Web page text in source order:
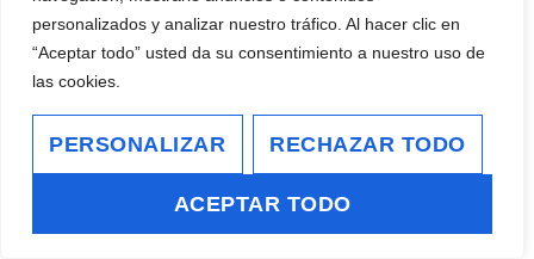
personalizados y analizar nuestro tráfico. Al hacer clic en
“Aceptar todo” usted da su consentimiento a nuestro uso de
las cookies.
PERSONALIZAR RECHAZAR TODO
ACEPTAR TODO
llllgallego002@gmail.com
+63
123-
4567
INICIO
TRABAJOS
CONTACTO
EDITOR
VIDEOMAPPING
¿TRABAJAMOS
JUNTOS?